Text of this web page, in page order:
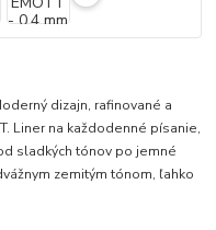
dizajn, rafinované a
Liner na každodenné písanie,
sladkých tónov po jemné
zemitým tónom, ľahko